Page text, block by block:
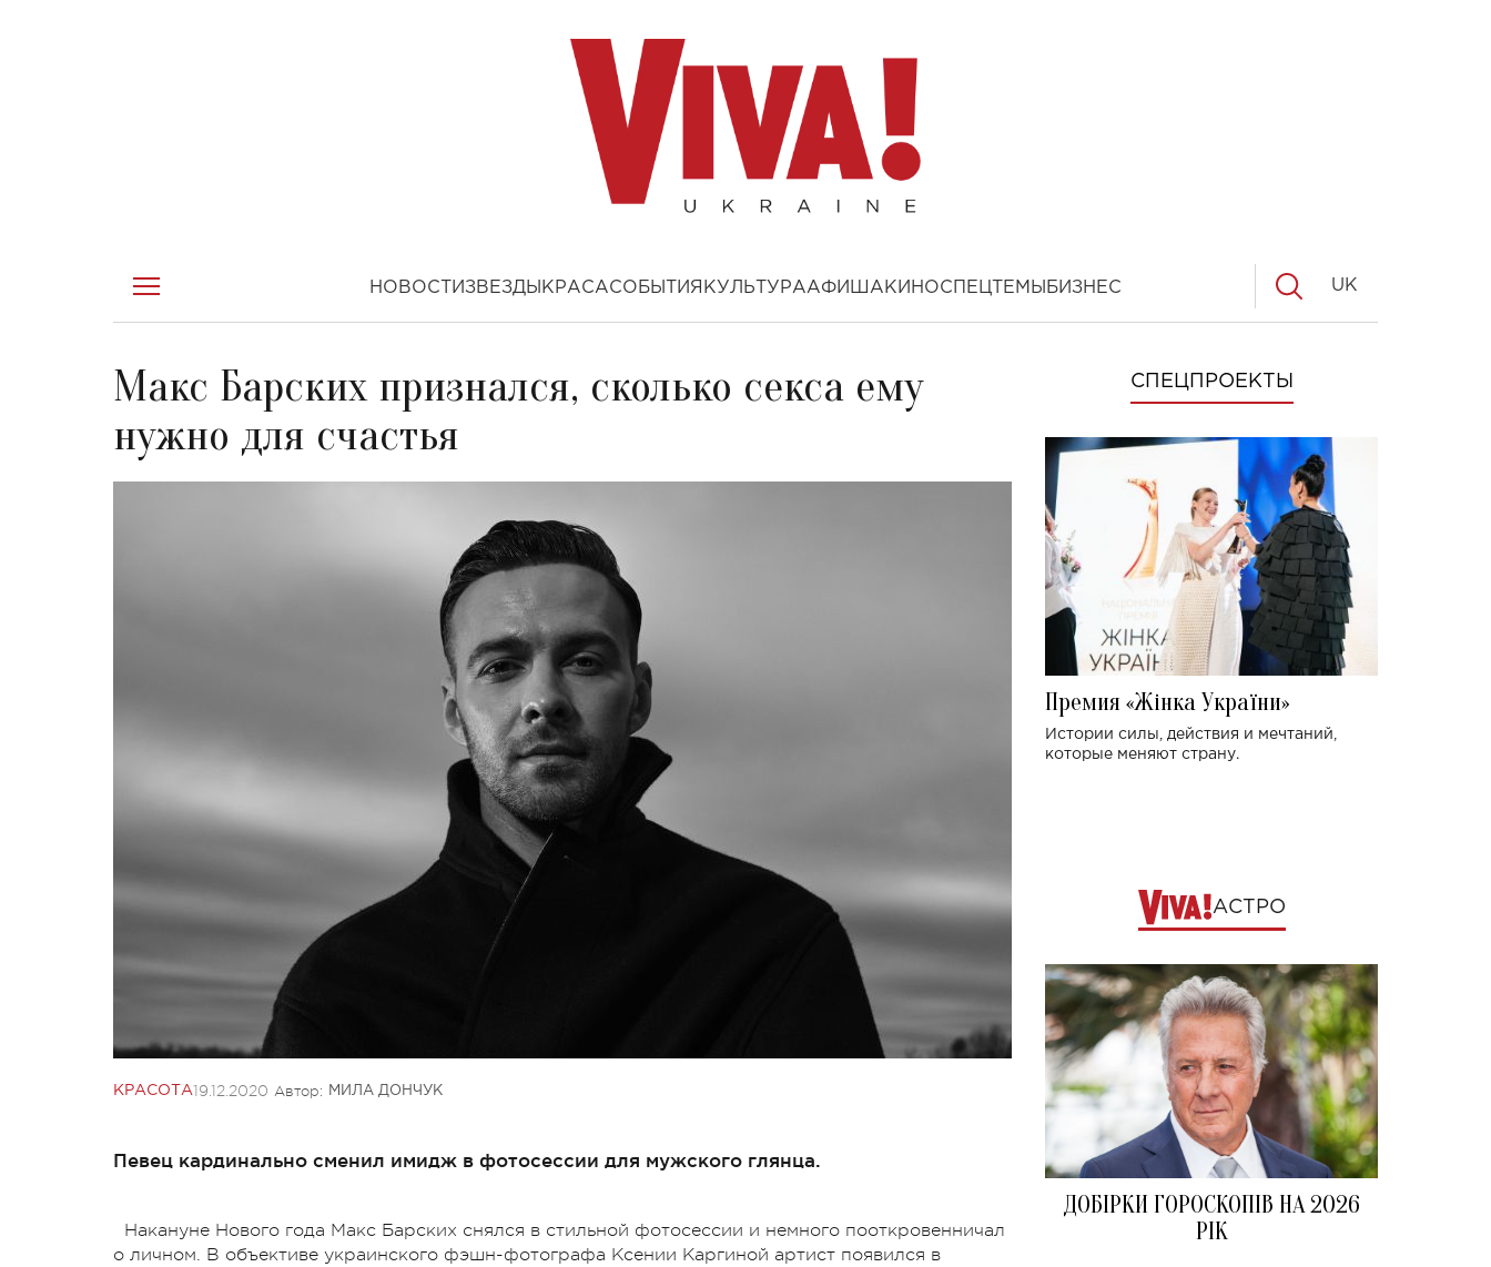
НОВОСТИ ЗВЕЗДЫ КРАСАСОБЫТИЯ КУЛЬТУРААФИША КИНОСПЕЦТЕМЫ БИЗНЕС UK
Макс Барских признался, сколько секса ему
нужно для счастья
КРАСОТА19.12.2020 Автор: МИЛА ДОНЧУК
Певец кардинально сменил имидж в фотосессии для мужского глянца.
Накануне Нового года Макс Барских снялся в стильной фотосессии и немного пооткровенничал
о личном. В объективе украинского фэшн-фотографа Ксении Каргиной артист появился в
СПЕЦПРОЕКТЫ
Премия «Жінка України»
Истории силы, действия и мечтаний,
которые меняют страну.
АСТРО
ДОБІРКИ ГОРОСКОПІВ НА 2026
РІК